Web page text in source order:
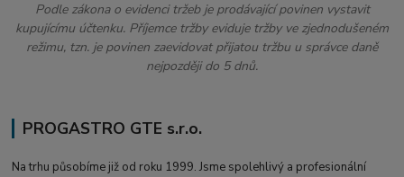
Podle zákona o evidenci tržeb je prodávající povinen vystavit
kupujícímu účtenku. Příjemce tržby eviduje tržby ve zjednodušeném
režimu, tzn. je povinen zaevidovat přijatou tržbu u správce daně
nejpozději do 5 dnů.
PROGASTRO GTE s.r.o.
Na trhu působíme již od roku 1999. Jsme spolehlivý a profesionální